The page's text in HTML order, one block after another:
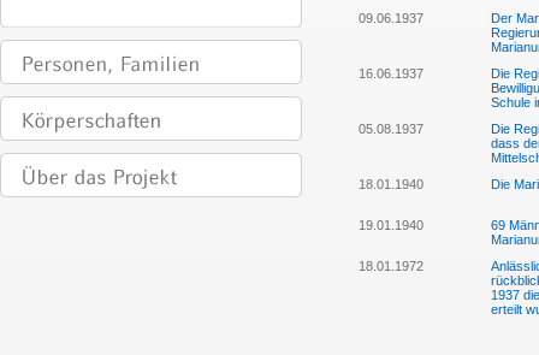
09.06.1937
Der
16.06.1937
Die
Schule
05.08.1937
Die
dass
18.01.1940
Die
19.01.1940
69
18.01.1972
1937
erteilt